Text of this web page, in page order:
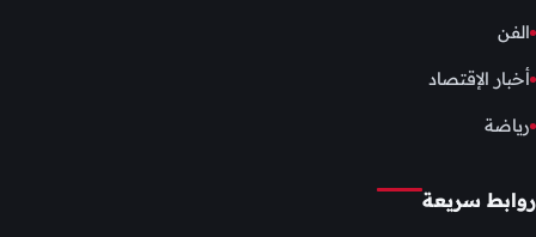
الفن
أخبار الإقتصاد
رياضة
روابط سريعة